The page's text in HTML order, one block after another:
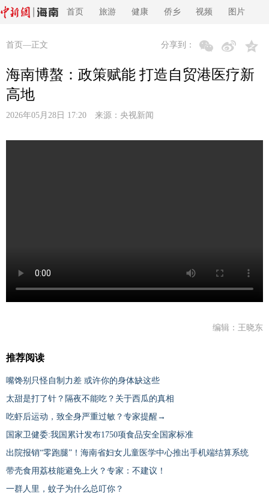
首页 旅游 健康 侨乡 视频 图片
首页 —正文 分享到：
海南博螯：政策赋能 打造自贸港医疗新
高地
2026年05月28日 17:20 来源： 央视新闻
编辑：王晓东
推荐阅读
嘴馋别只怪自制力差 或许你的身体缺这些
太甜是打了针？隔夜不能吃？关于西瓜的真相
吃虾后运动，致全身严重过敏？专家提醒→
国家卫健委:我国累计发布1750项食品安全国家标准
出院报销“零跑腿”！海南省妇女儿童医学中心推出手机端结算系统
带壳食用荔枝能避免上火？专家：不建议！
一群人里，蚊子为什么总叮你？